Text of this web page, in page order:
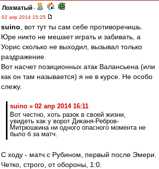
Лохматый -
02 апр 2014 15:25
suino , вот тут ты сам себе противоречишь.
Юре никто не мешает играть и забивать, а
Уорис сколько не выходил, вызывал только
раздражение.
Вот насчет позиционных атак Валансьена (или
как он там называется) я не в курсе. Не особо
слежу.
suino » 02 апр 2014 16:11
Вот честно, хоть разок в своей жизни,
увидеть как у ворот Диканя-Ребров-
Митрюшкина ни одного опасного момента не
было б за матч.
С ходу - матч с Рубином, первый после Эмери.
Четко, строго, от обороны, 1:0.